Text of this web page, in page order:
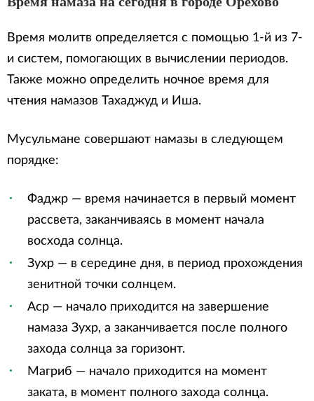
Время молитв определяется с помощью 1-й из 7-
и систем, помогающих в вычислении периодов.
Также можно определить ночное время для
чтения намазов Тахаджуд и Иша.
Мусульмане совершают намазы в следующем
порядке:
Фаджр — время начинается в первый момент
рассвета, заканчиваясь в момент начала
восхода солнца.
Зухр — в середине дня, в период прохождения
зенитной точки солнцем.
Аср — начало приходится на завершение
намаза Зухр, а заканчивается после полного
захода солнца за горизонт.
Магриб — начало приходится на момент
заката, в момент полного захода солнца.